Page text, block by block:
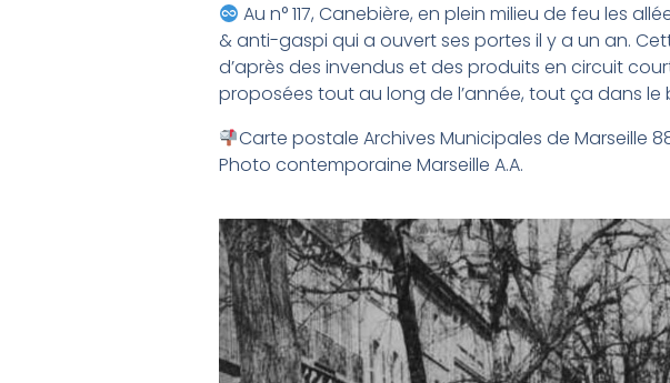
Au n° 117, Canebière, en plein milieu de feu les
& anti-gaspi qui a ouvert ses portes il y a un an.
d’après des invendus et des produits en circuit
proposées tout au long de l’année, tout ça dans
Carte postale Archives Municipales de Marseille
Photo contemporaine Marseille A.A.